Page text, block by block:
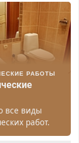
женщины).
РФ. График
проживание.
рублей до
денежная
обучение,
по
РАБОТЫ
все виды
работ.